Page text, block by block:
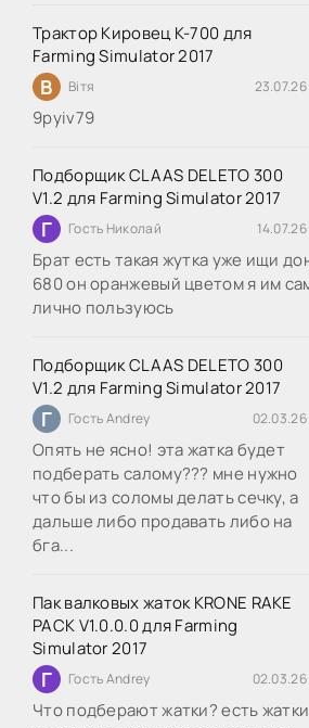
Трактор Кировец К-700 для
Farming Simulator 2017
В Вітя 23.07.26
9руіv79
Подборщик CLAAS DELETO 300
V1.2 для Farming Simulator 2017
Г Гость Николай 14.07.26
Брат есть такая жутка уже ищи
680 он оранжевый цветом я им
лично пользуюсь
Подборщик CLAAS DELETO 300
V1.2 для Farming Simulator 2017
Г Гость Andrey 02.03.26
Опять не ясно! эта жатка будет
подберать салому??? мне нужно
что бы из соломы делать сечку, а
дальше либо продавать либо на
бга...
Пак валковых жаток KRONE RAKE
PACK V1.0.0.0 для Farming
Simulator 2017
Г Гость Andrey 02.03.26
Что подберают жатки? есть жатки